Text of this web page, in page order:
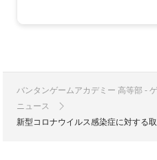
バンタンゲームアカデミー 高等部 -
ニュース
新型コロナウイルス感染症に対する